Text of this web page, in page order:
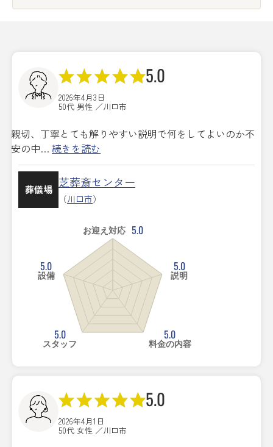
5.0
2026年4月3日
50代 男性 ／川口市
親切、丁寧とても解りやすい説明で何をしてよいのか不
安の中… 続きを読む
葬儀場 芝葬斎センター
（川口市）
お迎え対応 5.0
5.0
説明
5.0
料金の内容
5.0
スタッフ
5.0
設備
5.0
2026年4月1日
50代 女性 ／川口市